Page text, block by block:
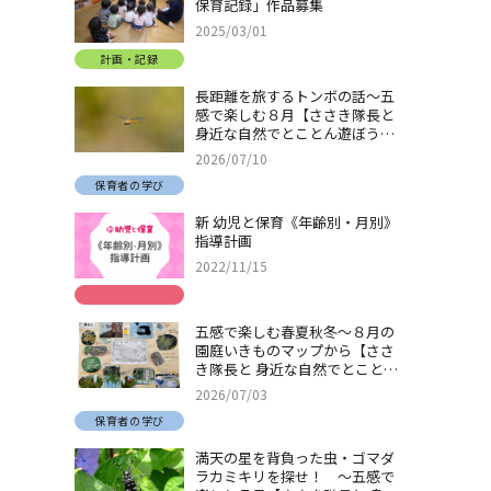
保育記録」作品募集
2025/03/01
計画・記録
長距離を旅するトンボの話～五
感で楽しむ８月【ささき隊長と
身近な自然でとことん遊ぼう！
＃32】
2026/07/10
保育者の学び
新 幼児と保育《年齢別・月別》
指導計画
2022/11/15
五感で楽しむ春夏秋冬～８月の
園庭いきものマップから【ささ
き隊長と 身近な自然でとことん
遊ぼう！＃31】
2026/07/03
保育者の学び
満天の星を背負った虫・ゴマダ
ラカミキリを探せ！ ～五感で